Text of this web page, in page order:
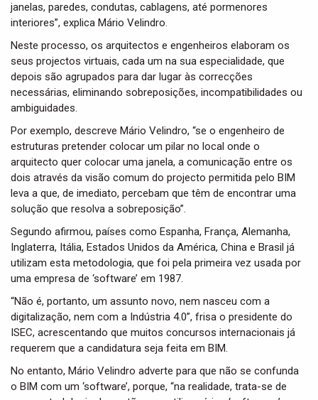
janelas, paredes, condutas, cablagens, até pormenores
interiores”, explica Mário Velindro.
Neste processo, os arquitectos e engenheiros elaboram os
seus projectos virtuais, cada um na sua especialidade, que
depois são agrupados para dar lugar às correcções
necessárias, eliminando sobreposições, incompatibilidades ou
ambiguidades.
Por exemplo, descreve Mário Velindro, “se o engenheiro de
estruturas pretender colocar um pilar no local onde o
arquitecto quer colocar uma janela, a comunicação entre os
dois através da visão comum do projecto permitida pelo BIM
leva a que, de imediato, percebam que têm de encontrar uma
solução que resolva a sobreposição”.
Segundo afirmou, países como Espanha, França, Alemanha,
Inglaterra, Itália, Estados Unidos da América, China e Brasil já
utilizam esta metodologia, que foi pela primeira vez usada por
uma empresa de ‘software’ em 1987.
“Não é, portanto, um assunto novo, nem nasceu com a
digitalização, nem com a Indústria 4.0”, frisa o presidente do
ISEC, acrescentando que muitos concursos internacionais já
requerem que a candidatura seja feita em BIM.
No entanto, Mário Velindro adverte para que não se confunda
o BIM com um ‘software’, porque, “na realidade, trata-se de